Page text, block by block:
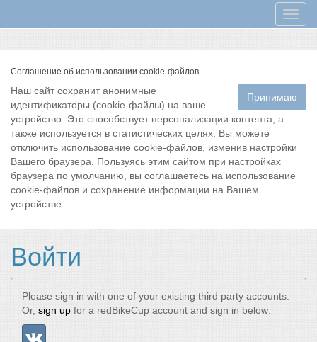
Меню
Соглашение об использовании cookie-файлов
Принимаю
Наш сайт сохранит анонимные
идентификаторы (cookie-файлы) на ваше
устройство. Это способствует персонализации контента, а
также используется в статистических целях. Вы можете
отключить использование cookie-файлов, изменив настройки
Вашего браузера. Пользуясь этим сайтом при настройках
браузера по умолчанию, вы соглашаетесь на использование
cookie-файлов и сохранение информации на Вашем
устройстве.
Войти
Please sign in with one of your existing third party accounts.
Or, sign up for a redBikeCup account and sign in below: